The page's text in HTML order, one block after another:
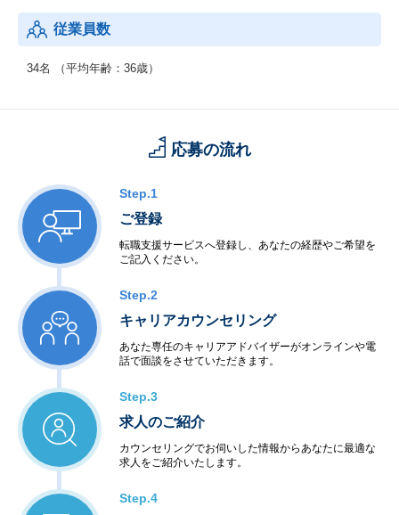
従業員数
34名 （平均年齢：36歳）
応募の流れ
Step.1
ご登録
転職支援サービスへ登録し、あなたの経歴やご希望を
ご記入ください。
Step.2
キャリアカウンセリング
あなた専任のキャリアアドバイザーがオンラインや電
話で面談をさせていただきます。
Step.3
求人のご紹介
カウンセリングでお伺いした情報からあなたに最適な
求人をご紹介いたします。
Step.4